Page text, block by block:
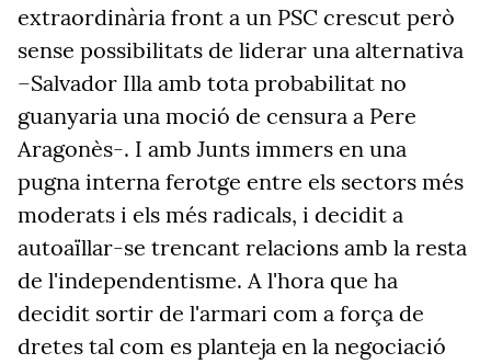
extraordinària front a un PSC crescut però
sense possibilitats de liderar una alternativa
–Salvador Illa amb tota probabilitat no
guanyaria una moció de censura a Pere
Aragonès-. I amb Junts immers en una
pugna interna ferotge entre els sectors més
moderats i els més radicals, i decidit a
autoaïllar-se trencant relacions amb la resta
de l'independentisme. A l'hora que ha
decidit sortir de l'armari com a força de
dretes tal com es planteja en la negociació